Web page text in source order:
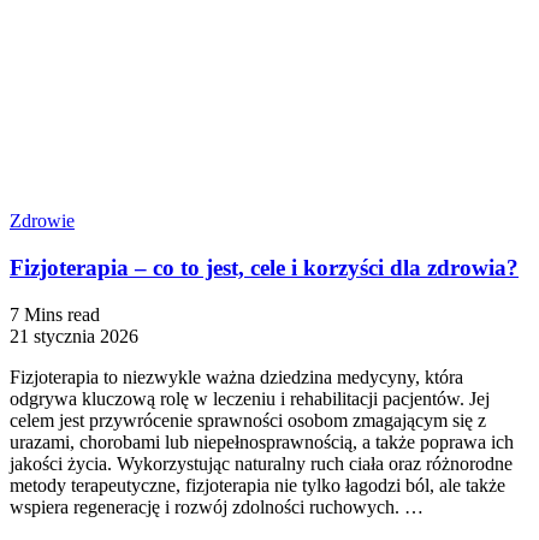
Zdrowie
Fizjoterapia – co to jest, cele i korzyści dla zdrowia?
7 Mins read
21 stycznia 2026
Fizjoterapia to niezwykle ważna dziedzina medycyny, która
odgrywa kluczową rolę w leczeniu i rehabilitacji pacjentów. Jej
celem jest przywrócenie sprawności osobom zmagającym się z
urazami, chorobami lub niepełnosprawnością, a także poprawa ich
jakości życia. Wykorzystując naturalny ruch ciała oraz różnorodne
metody terapeutyczne, fizjoterapia nie tylko łagodzi ból, ale także
wspiera regenerację i rozwój zdolności ruchowych. …